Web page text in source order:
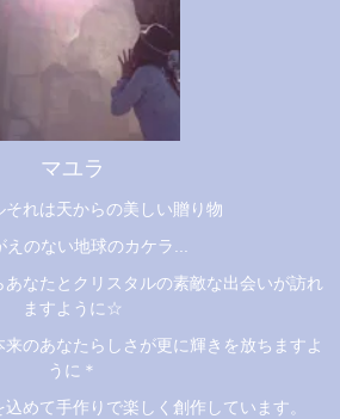
マユラ
それは天からの美しい贈り物
えのない地球のカケラ...
なたとクリスタルの素敵な出会いが訪れ
ますように☆
のあなたらしさが更に輝きを放ちますよ
うに＊
めて手作りで楽しく創作しています。